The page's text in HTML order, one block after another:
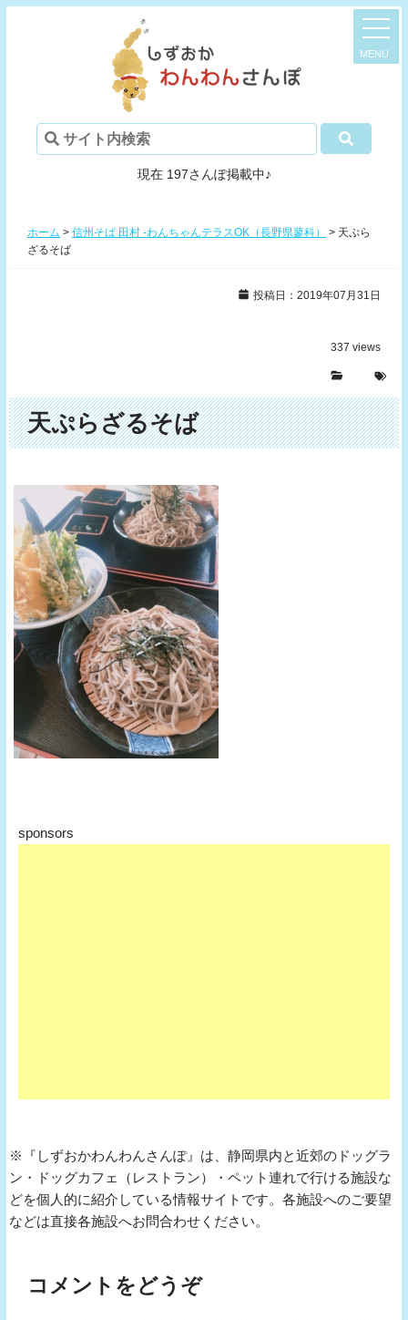
現在 197さんぽ掲載中♪
ホーム > 信州そば 田村 -わんちゃんテラスOK（長野県蓼科） > 天ぷら
ざるそば
投稿日：2019年07月31日
337 views
天ぷらざるそば
sponsors
※『しずおかわんわんさんぽ』は、静岡県内と近郊のドッグラ
ン・ドッグカフェ（レストラン）・ペット連れで行ける施設な
どを個人的に紹介している情報サイトです。各施設へのご要望
などは直接各施設へお問合わせください。
コメントをどうぞ